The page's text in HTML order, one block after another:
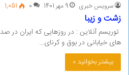
سرویس خبری 9 مهر 1401 0
1,051
زشت و زیبا
توریسم آنلاین : در روزهایی که ایران در
های خیابانی در بوق و کرنای…
بیشتر بخوانید »